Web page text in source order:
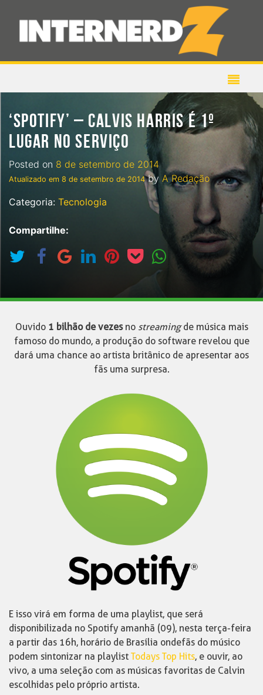
‘SPOTIFY’ – CALVIS HARRIS É 1º
LUGAR NO SERVIÇO
Posted on 8 de setembro de 2014
Atualizado em 8 de setembro de 2014by A Redação
Categoria: Tecnologia
Compartilhe:
Ouvido1 bilhão de vezesno streamingde música mais
famoso do mundo, a produção do software revelou que
dará uma chance ao artista britânico de apresentar aos
fãs uma surpresa.
E isso virá em forma de uma playlist, que será
disponibilizada no Spotify amanhã (09), nesta terça-feira
a partir das 16h, horário de Brasília onde fãs do músico
podem sintonizar na playlist Todays Top Hits, e ouvir, ao
vivo, a uma seleção com as músicas favoritas de Calvin
escolhidas pelo próprio artista.